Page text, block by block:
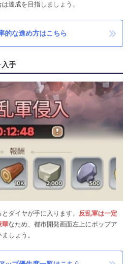
達成を目指しましょう。
的な進め方はこちら
手
ダイヤが手に入ります。 反乱軍は一定
華なため、都市開発画面左上にポップア
しょう。